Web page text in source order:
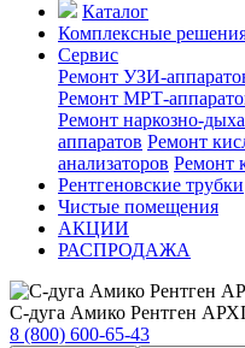
Каталог
Комплексные
Сервис
Ремонт УЗИ-
Ремонт МРТ-
Ремонт наркозно-
аппаратов Ремонт
анализаторов Ремонт
Рентгеновские трубки
Чистые помещения
АКЦИИ
РАСПРОДАЖА
С-дуга Амико Рентген
8 (800) 600-65-43